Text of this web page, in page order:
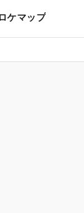
ロケマップ